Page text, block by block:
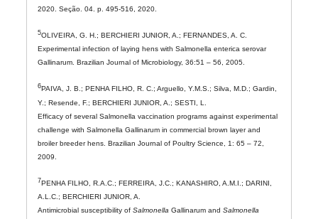
2020. Seção. 04. p. 495-516, 2020.
5OLIVEIRA, G. H.; BERCHIERI JUNIOR, A.; FERNANDES, A. C.
Experimental infection of laying hens with Salmonella enterica serovar
Gallinarum. Brazilian Journal of Microbiology, 36:51 – 56, 2005.
6PAIVA, J. B.; PENHA FILHO, R. C.; Arguello, Y.M.S.; Silva, M.D.; Gardin,
Y.; Resende, F.; BERCHIERI JUNIOR, A.; SESTI, L.
Efficacy of several Salmonella vaccination programs against experimental
challenge with Salmonella Gallinarum in commercial brown layer and
broiler breeder hens. Brazilian Journal of Poultry Science, 1: 65 – 72,
2009.
7PENHA FILHO, R.A.C.; FERREIRA, J.C.; KANASHIRO, A.M.I.; DARINI,
A.L.C.; BERCHIERI JUNIOR, A.
Antimicrobial susceptibility of Salmonella Gallinarum and Salmonella